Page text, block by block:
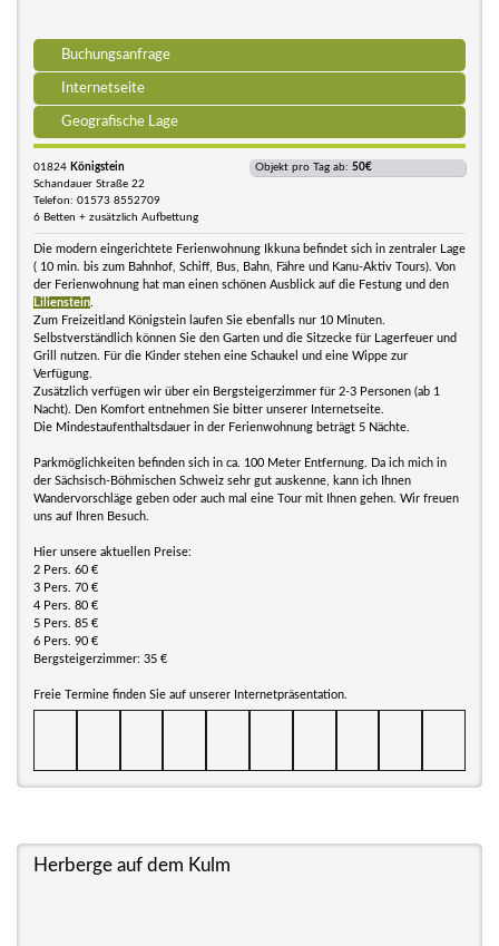
Buchungsanfrage
Internetseite
Geografische Lage
01824 Königstein
Schandauer Straße 22
Telefon: 01573 8552709
6 Betten + zusätzlich Aufbettung
Objekt pro Tag ab: 50€
Die modern eingerichtete Ferienwohnung Ikkuna befindet sich in zentraler Lage
( 10 min. bis zum Bahnhof, Schiff, Bus, Bahn, Fähre und Kanu-Aktiv Tours). Von
der Ferienwohnung hat man einen schönen Ausblick auf die Festung und den
Lilienstein
Zum Freizeitland Königstein laufen Sie ebenfalls nur 10 Minuten.
Selbstverständlich können Sie den Garten und die Sitzecke für Lagerfeuer und
Grill nutzen. Für die Kinder stehen eine Schaukel und eine Wippe zur
Verfügung.
Zusätzlich verfügen wir über ein Bergsteigerzimmer für 2-3 Personen (ab 1
Nacht). Den Komfort entnehmen Sie bitter unserer Internetseite.
Die Mindestaufenthaltsdauer in der Ferienwohnung beträgt 5 Nächte.
Parkmöglichkeiten befinden sich in ca. 100 Meter Entfernung. Da ich mich in
der Sächsisch-Böhmischen Schweiz sehr gut auskenne, kann ich Ihnen
Wandervorschläge geben oder auch mal eine Tour mit Ihnen gehen. Wir freuen
uns auf Ihren Besuch.
Hier unsere aktuellen Preise:
2 Pers. 60 €
3 Pers. 70 €
4 Pers. 80 €
5 Pers. 85 €
6 Pers. 90 €
Bergsteigerzimmer: 35 €
Freie Termine finden Sie auf unserer Internetpräsentation.
Herberge auf dem Kulm